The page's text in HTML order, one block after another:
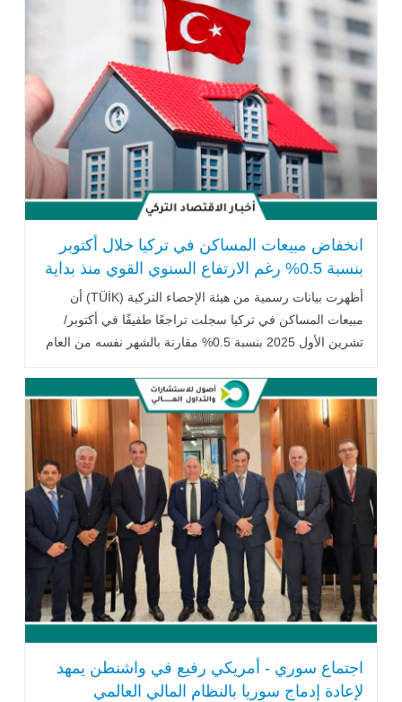
انخفاض مبيعات المساكن في تركيا خلال أكتوبر
بنسبة 0.5% رغم الارتفاع السنوي القوي منذ بداية
العام
أظهرت بيانات رسمية من هيئة الإحصاء التركية (TÜİK) أن
مبيعات المساكن في تركيا سجلت تراجعًا طفيفًا في أكتوبر/
تشرين الأول 2025 بنسبة 0.5% مقارنة بالشهر نفسه من العام
اجتماع سوري - أمريكي رفيع في واشنطن يمهد
لإعادة إدماج سوريا بالنظام المالي العالمي